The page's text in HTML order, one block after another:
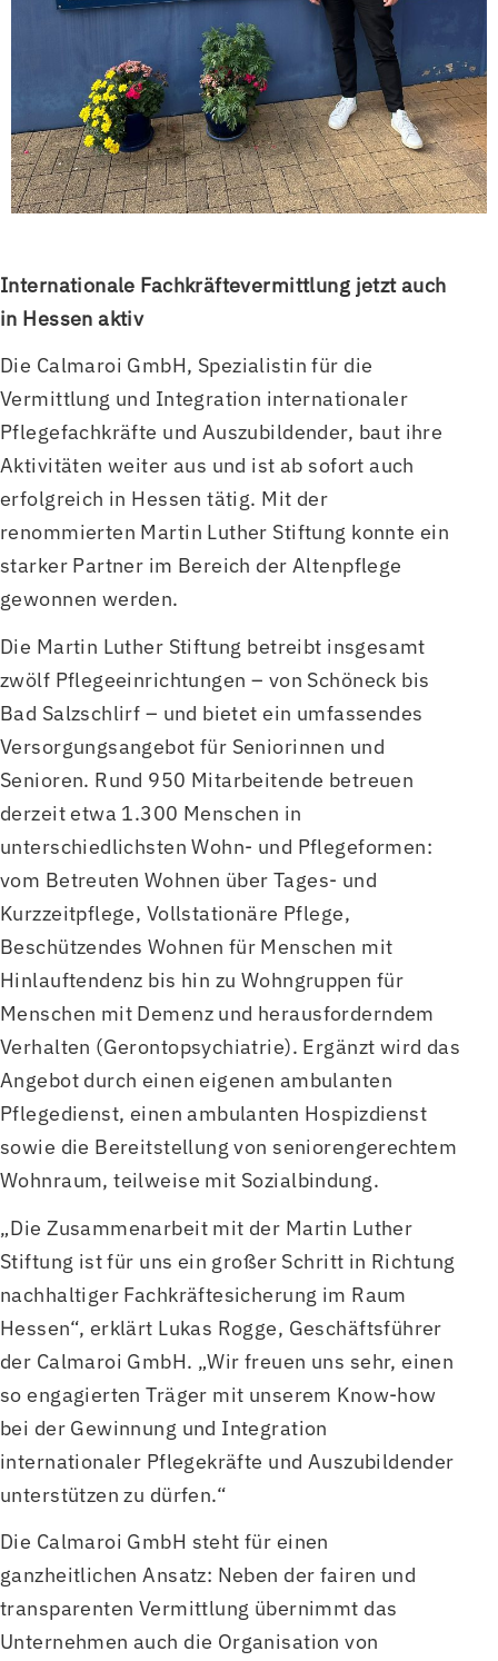
Internationale Fachkräftevermittlung jetzt auch
in Hessen aktiv
Die Calmaroi GmbH, Spezialistin für die
Vermittlung und Integration internationaler
Pflegefachkräfte und Auszubildender, baut ihre
Aktivitäten weiter aus und ist ab sofort auch
erfolgreich in Hessen tätig. Mit der
renommierten Martin Luther Stiftung konnte ein
starker Partner im Bereich der Altenpflege
gewonnen werden.
Die Martin Luther Stiftung betreibt insgesamt
zwölf Pflegeeinrichtungen – von Schöneck bis
Bad Salzschlirf – und bietet ein umfassendes
Versorgungsangebot für Seniorinnen und
Senioren. Rund 950 Mitarbeitende betreuen
derzeit etwa 1.300 Menschen in
unterschiedlichsten Wohn- und Pflegeformen:
vom Betreuten Wohnen über Tages- und
Kurzzeitpflege, Vollstationäre Pflege,
Beschützendes Wohnen für Menschen mit
Hinlauftendenz bis hin zu Wohngruppen für
Menschen mit Demenz und herausforderndem
Verhalten (Gerontopsychiatrie). Ergänzt wird das
Angebot durch einen eigenen ambulanten
Pflegedienst, einen ambulanten Hospizdienst
sowie die Bereitstellung von seniorengerechtem
Wohnraum, teilweise mit Sozialbindung.
„Die Zusammenarbeit mit der Martin Luther
Stiftung ist für uns ein großer Schritt in Richtung
nachhaltiger Fachkräftesicherung im Raum
Hessen“, erklärt Lukas Rogge, Geschäftsführer
der Calmaroi GmbH. „Wir freuen uns sehr, einen
so engagierten Träger mit unserem Know-how
bei der Gewinnung und Integration
internationaler Pflegekräfte und Auszubildender
unterstützen zu dürfen.“
Die Calmaroi GmbH steht für einen
ganzheitlichen Ansatz: Neben der fairen und
transparenten Vermittlung übernimmt das
Unternehmen auch die Organisation von